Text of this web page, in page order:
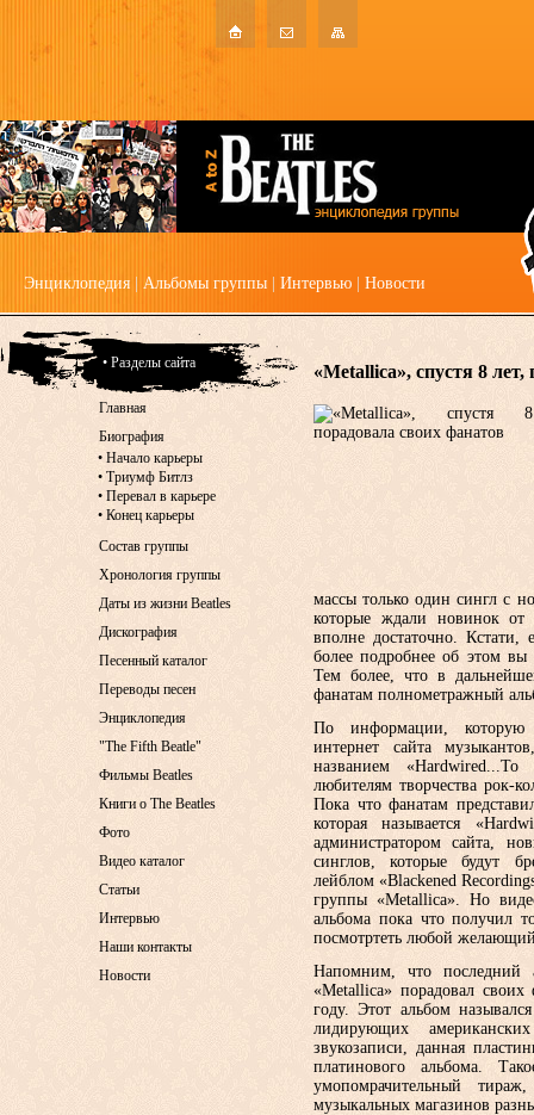
Энциклопедия Альбомы группы Интервью Новости
«Metallica», спустя 8
массы только один сингл с
которые ждали новинок от
вполне достаточно.
более подробнее об этом вы
Тем более, что в
фанатам полнометражный
По информации, которую
интернет сайта
названием «Hardwired...To
любителям творчества рок-
Пока что фанатам
которая называется
администратором сайта,
синглов, которые будут
лейблом «Blackened
группы «Metallica». Но
альбома пока что получил
посмотртеть любой
Напомним, что последний
«Metallica» порадовал
году. Этот альбом
лидирующих
звукозаписи, данная
платинового альбома.
умопомрачительный
музыкальных магазинов
• Разделы сайта
Главная
Биография
• Начало карьеры
• Триумф Битлз
• Перевал в карьере
• Конец карьеры
Состав группы
Хронология группы
Даты из жизни Beatles
Дискография
Песенный каталог
Переводы песен
Энциклопедия
"The Fifth Beatle"
Фильмы Beatles
Книги о The Beatles
Фото
Видео каталог
Статьи
Интервью
Наши контакты
Новости